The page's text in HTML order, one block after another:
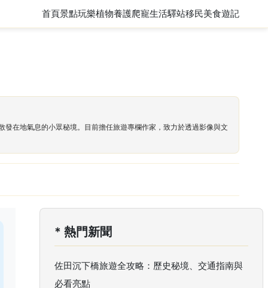
首頁景點玩樂植物養護爬寵生活驛站移民美食遊記
在地氣息的小眾秘境。目前擔任旅遊專欄作家，致力於透過影像與文
* 熱門新聞
佐田沉下橋旅遊全攻略：歷史秘境、交通指南與
必看亮點